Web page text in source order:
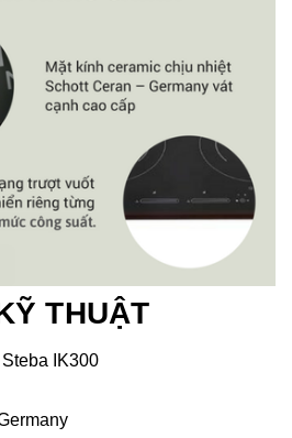
THUẬT
IK300